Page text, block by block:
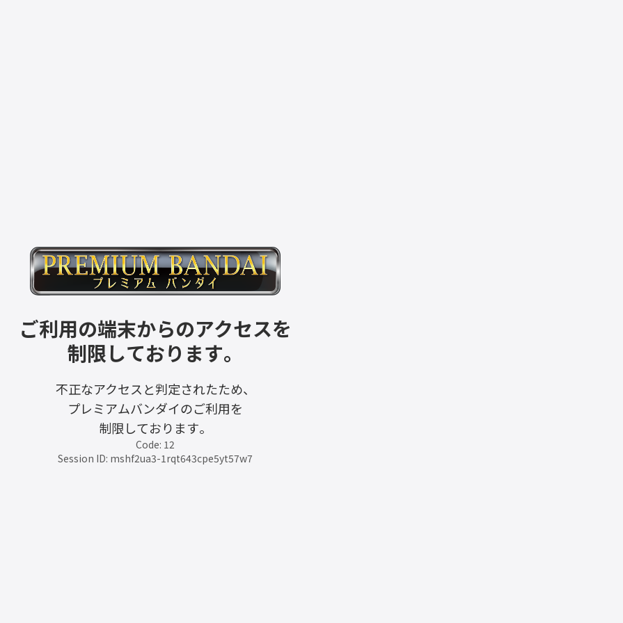
ご利用の端末からのアクセスを
制限しております。
不正なアクセスと判定されたため、
プレミアムバンダイのご利用を
制限しております。
Code: 12
Session ID: mshf2ua3-1rqt643cpe5yt57w7